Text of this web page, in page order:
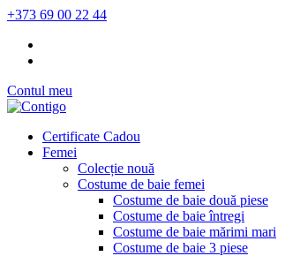
+373 69 00 22 44
Contul meu
Certificate Cadou
Femei
Colecție nouă
Costume de baie femei
Costume de baie două piese
Costume de baie întregi
Costume de baie mărimi mari
Costume de baie 3 piese